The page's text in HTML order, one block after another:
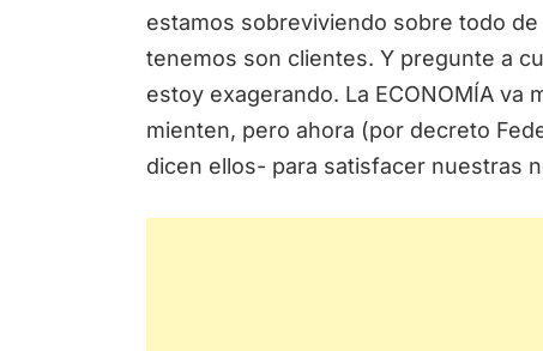
estamos sobreviviendo sobre todo
tenemos son clientes. Y pregunte a
estoy exagerando. La ECONOMÍA va
mienten, pero ahora (por decreto
dicen ellos- para satisfacer nuestras